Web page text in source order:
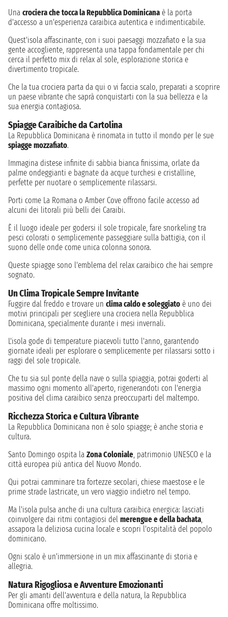
Una crociera che tocca la Repubblica Dominicana è la porta
d'accesso a un'esperienza caraibica autentica e indimenticabile.
Quest'isola affascinante, con i suoi paesaggi mozzafiato e la sua
gente accogliente, rappresenta una tappa fondamentale per chi
cerca il perfetto mix di relax al sole, esplorazione storica e
divertimento tropicale.
Che la tua crociera parta da qui o vi faccia scalo, preparati a scoprire
un paese vibrante che saprà conquistarti con la sua bellezza e la
sua energia contagiosa.
Spiagge Caraibiche da Cartolina
La Repubblica Dominicana è rinomata in tutto il mondo per le sue
spiagge mozzafiato.
Immagina distese infinite di sabbia bianca finissima, orlate da
palme ondeggianti e bagnate da acque turchesi e cristalline,
perfette per nuotare o semplicemente rilassarsi.
Porti come La Romana o Amber Cove offrono facile accesso ad
alcuni dei litorali più belli dei Caraibi.
È il luogo ideale per godersi il sole tropicale, fare snorkeling tra
pesci colorati o semplicemente passeggiare sulla battigia, con il
suono delle onde come unica colonna sonora.
Queste spiagge sono l'emblema del relax caraibico che hai sempre
sognato.
Un Clima Tropicale Sempre Invitante
Fuggire dal freddo e trovare un clima caldo e soleggiato è uno dei
motivi principali per scegliere una crociera nella Repubblica
Dominicana, specialmente durante i mesi invernali.
L'isola gode di temperature piacevoli tutto l'anno, garantendo
giornate ideali per esplorare o semplicemente per rilassarsi sotto i
raggi del sole tropicale.
Che tu sia sul ponte della nave o sulla spiaggia, potrai goderti al
massimo ogni momento all'aperto, rigenerandoti con l'energia
positiva del clima caraibico senza preoccuparti del maltempo.
Ricchezza Storica e Cultura Vibrante
La Repubblica Dominicana non è solo spiagge; è anche storia e
cultura.
Santo Domingo ospita la Zona Coloniale, patrimonio UNESCO e la
città europea più antica del Nuovo Mondo.
Qui potrai camminare tra fortezze secolari, chiese maestose e le
prime strade lastricate, un vero viaggio indietro nel tempo.
Ma l'isola pulsa anche di una cultura caraibica energica: lasciati
coinvolgere dai ritmi contagiosi del merengue e della bachata,
assapora la deliziosa cucina locale e scopri l'ospitalità del popolo
dominicano.
Ogni scalo è un'immersione in un mix affascinante di storia e
allegria.
Natura Rigogliosa e Avventure Emozionanti
Per gli amanti dell'avventura e della natura, la Repubblica
Dominicana offre moltissimo.